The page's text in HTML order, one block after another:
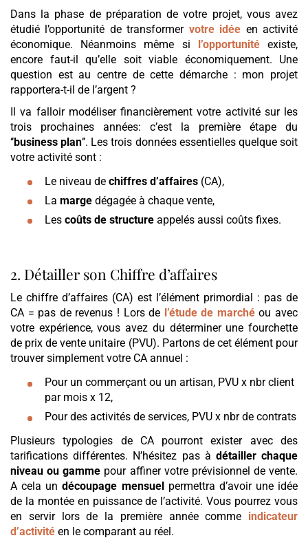
Dans la phase de préparation de votre projet, vous avez
étudié l’opportunité de transformer votre idée en activité
économique. Néanmoins même si l’opportunitéexiste,
encore faut-il qu’elle soit viable économiquement. Une
question est au centre de cette démarche : mon projet
rapportera-t-il de l’argent ?
Il va falloir modéliser financièrement votre activité sur les
trois prochaines années: c’est la première étape du
‘’business plan’’. Les trois données essentielles quelque soit
votre activité sont :
Le niveau de chiffres d’affaires (CA),
La marge dégagée à chaque vente,
Les coûts de structure appelés aussi coûts fixes.
2. Détailler son Chiffre d’affaires
Le chiffre d’affaires (CA) est l’élément primordial : pas de
CA = pas de revenus ! Lors de l’étude de marchéou avec
votre expérience, vous avez du déterminer une fourchette
de prix de vente unitaire (PVU). Partons de cet élément pour
trouver simplement votre CA annuel :
Pour un commerçant ou un artisan, PVU x nbr client
par mois x 12,
Pour des activités de services, PVU x nbr de contrats
Plusieurs typologies de CA pourront exister avec des
tarifications différentes. N’hésitez pas à détailler chaque
niveau ou gamme pour affiner votre prévisionnel de vente.
A cela undécoupage mensuel permettra d’avoir une idée
de la montée en puissance de l’activité. Vous pourrez vous
en servir lors de la première année comme indicateur
d’activité en le comparant au réel.